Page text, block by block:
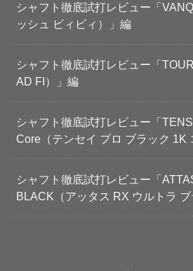
シャフト徹底試打レビュー「
ッシュ ビィビィ）」編
シャフト徹底試打レビュー「
AD FI）」編
シャフト徹底試打レビュー「
Core（テンセイ プロ ブラック 1K
シャフト徹底試打レビュー「
BLACK（アッタス RX ウルトラ